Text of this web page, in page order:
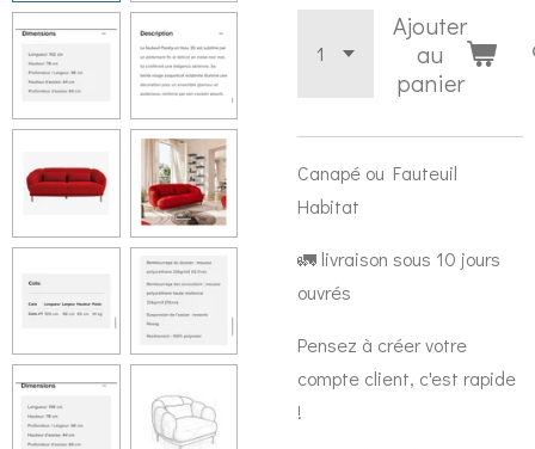
Ajouter
au
panier
Canapé ou Fauteuil
Habitat
🚛 livraison sous 10 jours
ouvrés
Pensez à créer votre
compte client, c'est rapide
!